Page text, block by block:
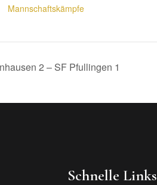
Mannschaftskämpfe
2 – SF Pfullingen 1
Schnelle Links